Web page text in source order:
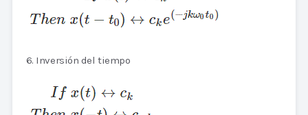
6. Inversión del tiempo